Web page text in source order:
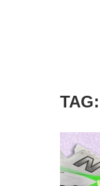
TAG: